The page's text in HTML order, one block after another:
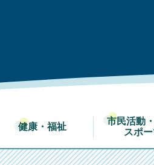
健康・福祉
市民活動
スポ